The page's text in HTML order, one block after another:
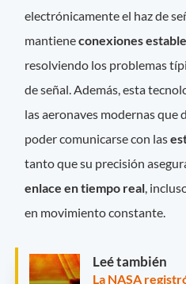
electrónicamente el haz de
mantieneconexiones
resolviendo los problemas
de señal. Además, esta
las aeronaves modernas que
poder comunicarse con las
tanto que su precisión
enlace en tiempo real,
en movimiento constante.
Leé también
La NASA